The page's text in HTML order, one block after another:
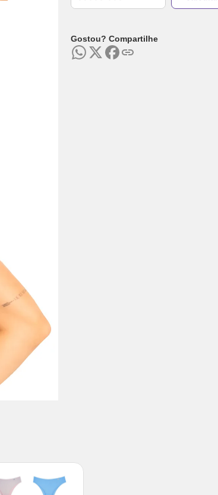
Gostou? Compartilhe